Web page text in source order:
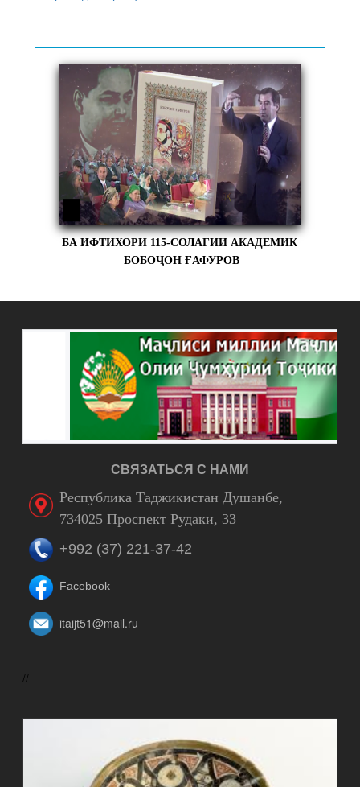
БА ИФТИХОРИ 115-СОЛАГИИ АКАДЕМИК
БОБОҶОН ҒАФУРОВ
СВЯЗАТЬСЯ С НАМИ
Республика Таджикистан Душанбе,
734025 Проспект Рудаки, 33
+992 (37) 221-37-42
Facebook
itaijt51@mail.ru
//